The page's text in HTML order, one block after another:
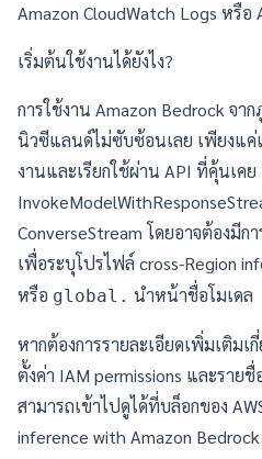
Amazon CloudWatch Logs หรือ
เริ่มต้นใช้งานได้ยังไง?
การใช้งาน Amazon Bedrock จา
นิวซีแลนด์ไม่ซับซ้อนเลย เพียงแค่เ
งานและเรียกใช้ผ่าน API ที่คุ้นเค
ConverseStream โดยอาจต้องมีก
เพื่อระบุโปรไฟล์ cross-Region
หรือ global. นำหน้าชื่อโมเดล
หากต้องการรายละเอียดเพิ่มเติมเ
ตั้งค่า IAM permissions และราย
สามารถเข้าไปดูได้ที่บล็อกของ
inference with Amazon